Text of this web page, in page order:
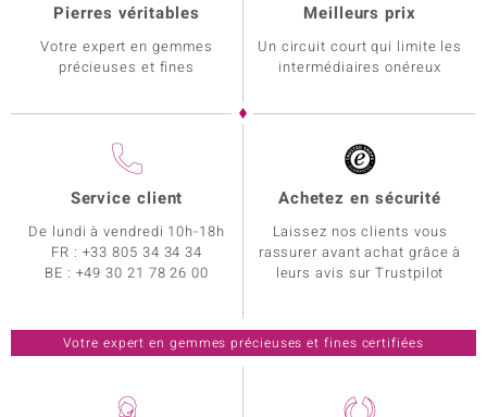
Pierres véritables
Votre expert en gemmes
précieuses et fines
Meilleurs prix
Un circuit court qui limite les
intermédiaires onéreux
Service client
De lundi à vendredi 10h-18h
FR : +33 805 34 34 34
BE : +49 30 21 78 26 00
Achetez en sécurité
Laissez nos clients vous
rassurer avant achat grâce à
leurs avis sur Trustpilot
Votre expert en gemmes précieuses et fines certifiées